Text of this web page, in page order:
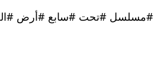
#تحت #سابع #أرض #الحلقة